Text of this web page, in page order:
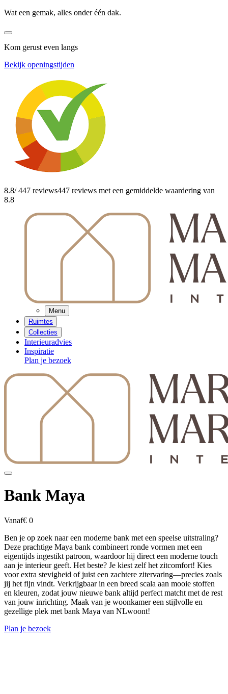
Wat een gemak, alles onder één dak.
Kom gerust even langs
Bekijk openingstijden
8.8/ 447 reviews447 reviews met een gemiddelde waardering van
8.8
Menu
Ruimtes
Collecties
Interieuradvies
Inspiratie
Plan je bezoek
Bank Maya
Vanaf€ 0
Ben je op zoek naar een moderne bank met een speelse uitstraling?
Deze prachtige Maya bank combineert ronde vormen met een
eigentijds ingestikt patroon, waardoor hij direct een moderne touch
aan je interieur geeft. Het beste? Je kiest zelf het zitcomfort! Kies
voor extra stevigheid of juist een zachtere zitervaring—precies zoals
jij het fijn vindt. Verkrijgbaar in een breed scala aan mooie stoffen
en kleuren, zodat jouw nieuwe bank altijd perfect matcht met de rest
van jouw inrichting. Maak van je woonkamer een stijlvolle en
gezellige plek met bank Maya van NLwoont!
Plan je bezoek